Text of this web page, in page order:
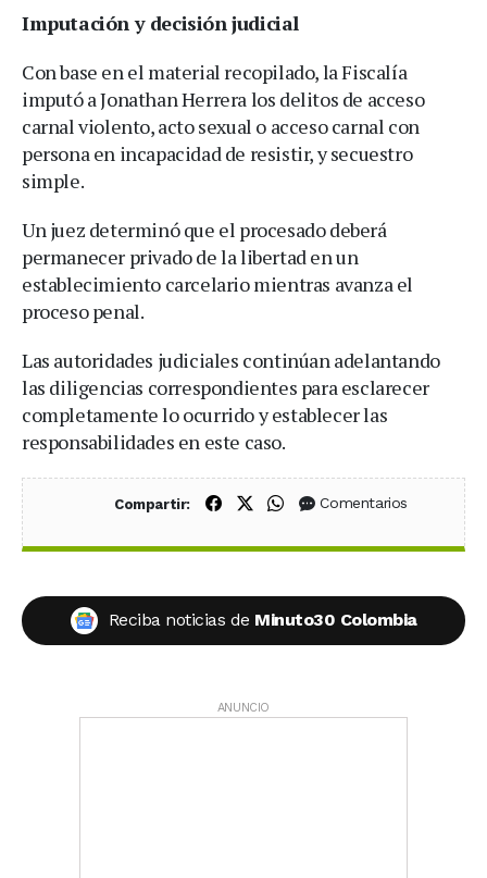
Imputación y decisión judicial
Con base en el material recopilado, la Fiscalía
imputó a Jonathan Herrera los delitos de acceso
carnal violento, acto sexual o acceso carnal con
persona en incapacidad de resistir, y secuestro
simple.
Un juez determinó que el procesado deberá
permanecer privado de la libertad en un
establecimiento carcelario mientras avanza el
proceso penal.
Las autoridades judiciales continúan adelantando
las diligencias correspondientes para esclarecer
completamente lo ocurrido y establecer las
responsabilidades en este caso.
Compartir: Compartir en Facebook
Compartir en X (Twitter)
Compartir en WhatsApp
Comentarios
Reciba noticias de Minuto30 Colombia
ANUNCIO